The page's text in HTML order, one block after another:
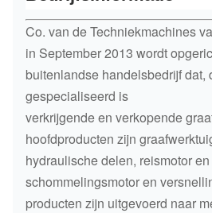
Co. van de Techniekmachines
in September 2013 wordt
buitenlandse handelsbedrijf dat,
gespecialiseerd is
verkrijgende en verkopende
hoofdproducten zijn
hydraulische delen, reismotor
schommelingsmotor en
producten zijn uitgevoerd naar